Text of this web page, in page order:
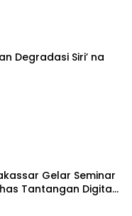
Degradasi Siri’ na
Gelar Seminar
Tantangan Digital